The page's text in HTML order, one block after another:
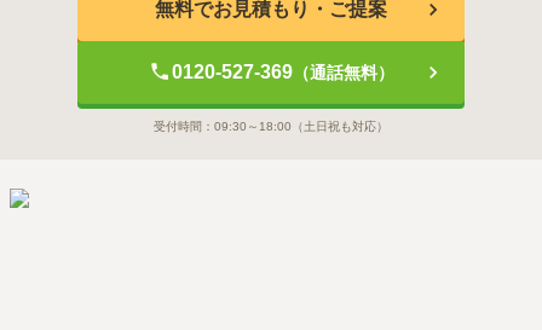
無料でお見積もり・ご提案
0120-527-369（通話無料）
受付時間： 09:30～18:00 （土日祝も対応）